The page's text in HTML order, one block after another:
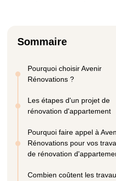
Sommaire
Pourquoi choisir Avenir
Rénovations ?
Les étapes d'un projet de
rénovation d'appartement
Pourquoi faire appel à
Rénovations pour vos
de rénovation
Combien coûtent les